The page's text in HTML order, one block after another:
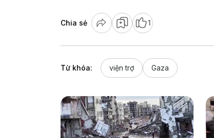
Chia sẻ 1
Từ khóa: viện trợ Gaza